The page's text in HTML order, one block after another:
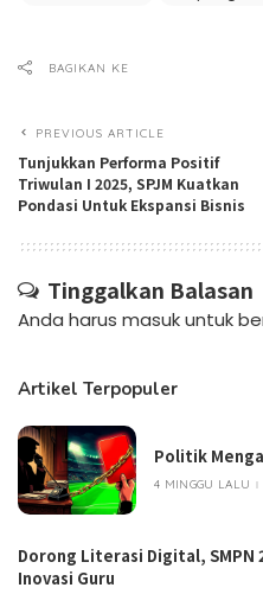
BAGIKAN KE
PREVIOUS ARTICLE
Tunjukkan Performa Positif
Triwulan I 2025, SPJM Kuatkan
Pondasi Untuk Ekspansi Bisnis
Tinggalkan Balasan
Anda harus masukuntuk
Artikel Terpopuler
Politik
4 MINGGU LALU
Dorong Literasi Digital, SMPN
Inovasi Guru